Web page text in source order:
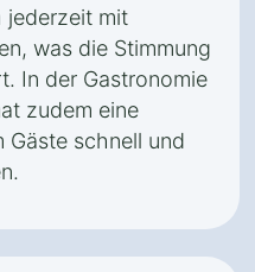
jederzeit mit
was die Stimmung
In der Gastronomie
zudem eine
Gäste schnell und